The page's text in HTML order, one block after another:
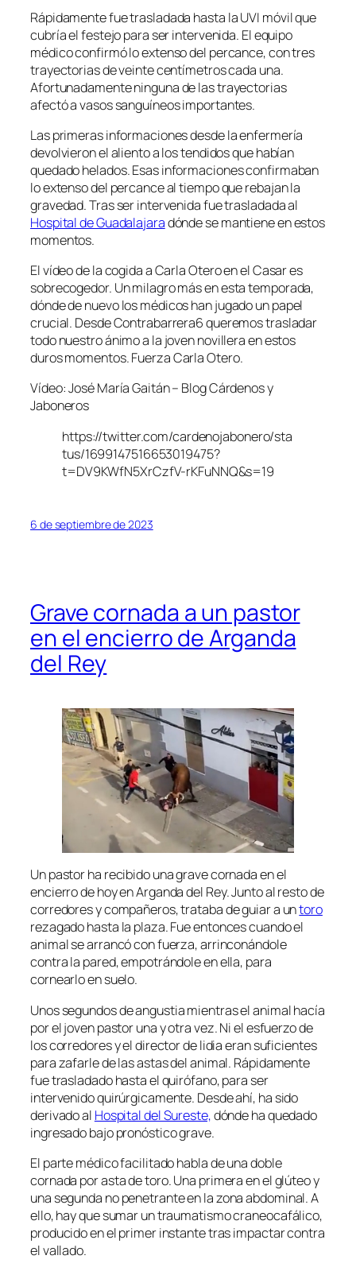
Rápidamente fue trasladada hasta la UVI móvil que
cubría el festejo para ser intervenida. El equipo
médico confirmó lo extenso del percance, con tres
trayectorias de veinte centímetros cada una.
Afortunadamente ninguna de las trayectorias
afectó a vasos sanguíneos importantes.
Las primeras informaciones desde la enfermería
devolvieron el aliento a los tendidos que habían
quedado helados. Esas informaciones confirmaban
lo extenso del percance al tiempo que rebajan la
gravedad. Tras ser intervenida fue trasladada al
Hospital de Guadalajaradónde se mantiene en estos
momentos.
El vídeo de la cogida a Carla Otero en el Casar es
sobrecogedor. Un milagro más en esta temporada,
dónde de nuevo los médicos han jugado un papel
crucial. Desde Contrabarrera6 queremos trasladar
todo nuestro ánimo a la joven novillera en estos
duros momentos. Fuerza Carla Otero.
Vídeo: José María Gaitán – Blog Cárdenos y
Jaboneros
https://twitter.com/cardenojabonero/sta
tus/1699147516653019475?
t=DV9KWfN5XrCzfV-rKFuNNQ&s=19
6 de septiembre de 2023
Grave cornada a un pastor
en el encierro de Arganda
del Rey
Un pastor ha recibido una grave cornada en el
encierro de hoy en Arganda del Rey. Junto al resto de
corredores y compañeros, trataba de guiar a untoro
rezagado hasta la plaza. Fue entonces cuando el
animal se arrancó con fuerza, arrinconándole
contra la pared, empotrándole en ella, para
cornearlo en suelo.
Unos segundos de angustia mientras el animal hacía
por el joven pastor una y otra vez. Ni el esfuerzo de
los corredores y el director de lidia eran suficientes
para zafarle de las astas del animal. Rápidamente
fue trasladado hasta el quirófano, para ser
intervenido quirúrgicamente. Desde ahí, ha sido
derivado al Hospital del Sureste,dónde ha quedado
ingresado bajo pronóstico grave.
El parte médico facilitado habla de una doble
cornada por asta de toro. Una primera en el glúteo y
una segunda no penetrante en la zona abdominal. A
ello, hay que sumar un traumatismo craneocafálico,
producido en el primer instante tras impactar contra
el vallado.